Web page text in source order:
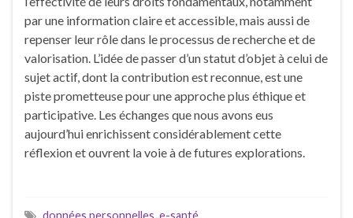
par une information claire et accessible, mais aussi de
repenser leur rôle dans le processus de recherche et de
valorisation. L’idée de passer d’un statut d’objet à celui de
sujet actif, dont la contribution est reconnue, est une
piste prometteuse pour une approche plus éthique et
participative. Les échanges que nous avons eus
aujourd’hui enrichissent considérablement cette
réflexion et ouvrent la voie à de futures explorations.